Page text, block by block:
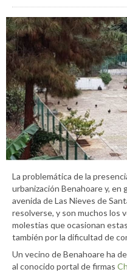
La problemática de la
urbanización Benahoare y, en
avenida de Las Nieves de
resolverse, y son muchos los
molestias que ocasionan
también por la dificultad de
Un vecino de Benahoare ha
al conocido portal de firmas